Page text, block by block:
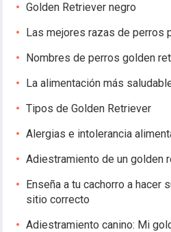
Golden Retriever negro
Las mejores razas de perros
Nombres de perros golden
La alimentación más
Tipos de Golden Retriever
Alergias e intolerancia
Adiestramiento de un golden
Enseña a tu cachorro a hacer
sitio correcto
Adiestramiento canino: Mi